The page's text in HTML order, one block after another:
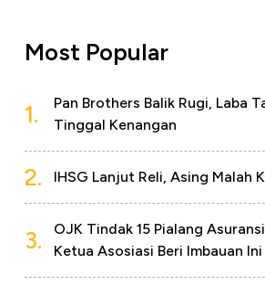
Most Popular
1.
Pan Brothers Balik Rugi, Laba
Tinggal Kenangan
2. IHSG Lanjut Reli, Asing Malah
3.
OJK Tindak 15 Pialang
Ketua Asosiasi Beri Imbauan Ini